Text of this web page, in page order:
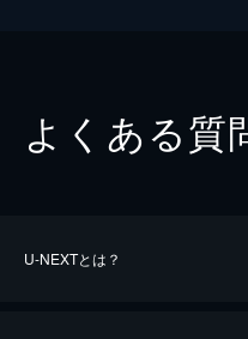
よくある質
U-NEXTとは？